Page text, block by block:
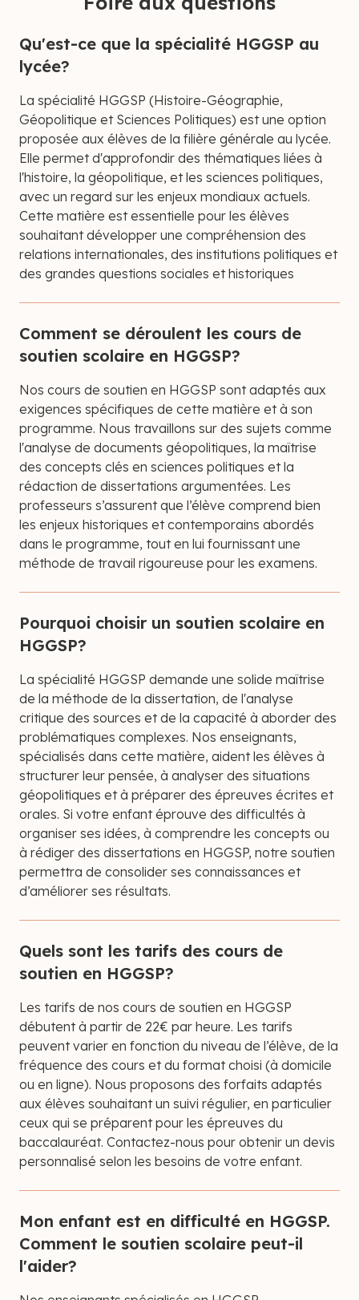
Qu'est-ce que la spécialité HGGSP au
lycée?
La spécialité HGGSP (Histoire-Géographie,
Géopolitique et Sciences Politiques) est une option
proposée aux élèves de la filière générale au lycée.
Elle permet d'approfondir des thématiques liées à
l'histoire, la géopolitique, et les sciences politiques,
avec un regard sur les enjeux mondiaux actuels.
Cette matière est essentielle pour les élèves
souhaitant développer une compréhension des
relations internationales, des institutions politiques et
des grandes questions sociales et historiques
Comment se déroulent les cours de
soutien scolaire en HGGSP?
Nos cours de soutien en HGGSP sont adaptés aux
exigences spécifiques de cette matière et à son
programme. Nous travaillons sur des sujets comme
l'analyse de documents géopolitiques, la maîtrise
des concepts clés en sciences politiques et la
rédaction de dissertations argumentées. Les
professeurs s’assurent que l’élève comprend bien
les enjeux historiques et contemporains abordés
dans le programme, tout en lui fournissant une
méthode de travail rigoureuse pour les examens.
Pourquoi choisir un soutien scolaire en
HGGSP?
La spécialité HGGSP demande une solide maîtrise
de la méthode de la dissertation, de l'analyse
critique des sources et de la capacité à aborder des
problématiques complexes. Nos enseignants,
spécialisés dans cette matière, aident les élèves à
structurer leur pensée, à analyser des situations
géopolitiques et à préparer des épreuves écrites et
orales. Si votre enfant éprouve des difficultés à
organiser ses idées, à comprendre les concepts ou
à rédiger des dissertations en HGGSP, notre soutien
permettra de consolider ses connaissances et
d’améliorer ses résultats.
Quels sont les tarifs des cours de
soutien en HGGSP?
Les tarifs de nos cours de soutien en HGGSP
débutent à partir de 22€ par heure. Les tarifs
peuvent varier en fonction du niveau de l’élève, de la
fréquence des cours et du format choisi (à domicile
ou en ligne). Nous proposons des forfaits adaptés
aux élèves souhaitant un suivi régulier, en particulier
ceux qui se préparent pour les épreuves du
baccalauréat. Contactez-nous pour obtenir un devis
personnalisé selon les besoins de votre enfant.
Mon enfant est en difficulté en HGGSP.
Comment le soutien scolaire peut-il
l'aider?